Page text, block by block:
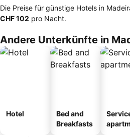
Die Preise für günstige Hotels in
‎CHF 102 pro Nacht.
Andere Unterkünfte in
Hotel
Bed and
Breakfasts